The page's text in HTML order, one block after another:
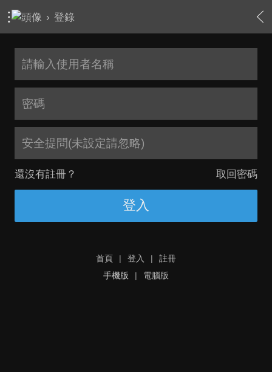
› 登錄
安全提問(未設定請忽略)
還沒有註冊？ 取回密碼
登入
首頁 | 登入 |
註冊
手機版
| 電腦版